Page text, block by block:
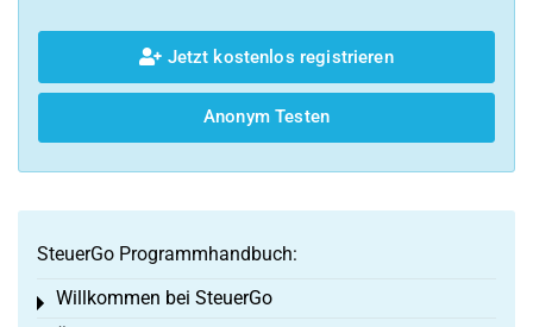
Jetzt kostenlos registrieren
Anonym Testen
SteuerGo Programmhandbuch:
Willkommen bei SteuerGo
Toggle menu